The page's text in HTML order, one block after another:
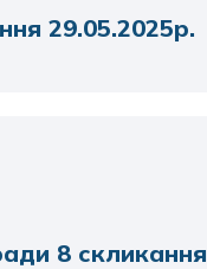
29.05.2025р.
8 скликання